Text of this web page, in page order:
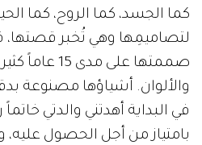
كما الجسد، كما الروح، كما
لتصاميمِها وهي تُخبر قصتها،
صممتها على
والألوان. أشياؤها مصنوعة
في البداية أهدتني والدتي
بامتياز من أجل الحصول